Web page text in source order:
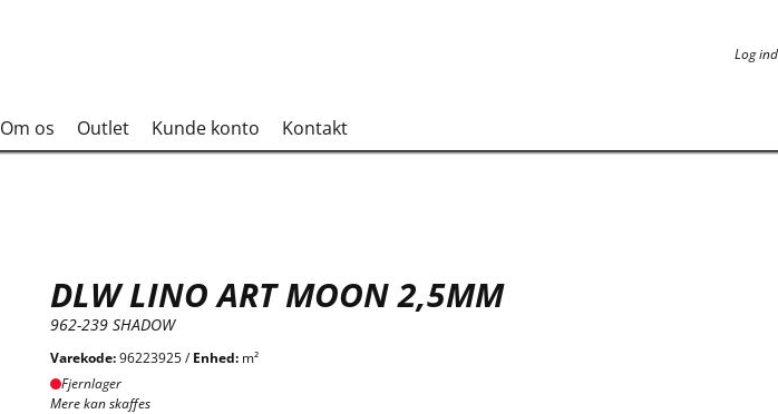
Log ind
Om os Outlet Kunde konto Kontakt
DLW LINO ART MOON 2,5MM
962-239 SHADOW
Varekode:96223925 /Enhed: m²
Fjernlager
Mere kan skaffes